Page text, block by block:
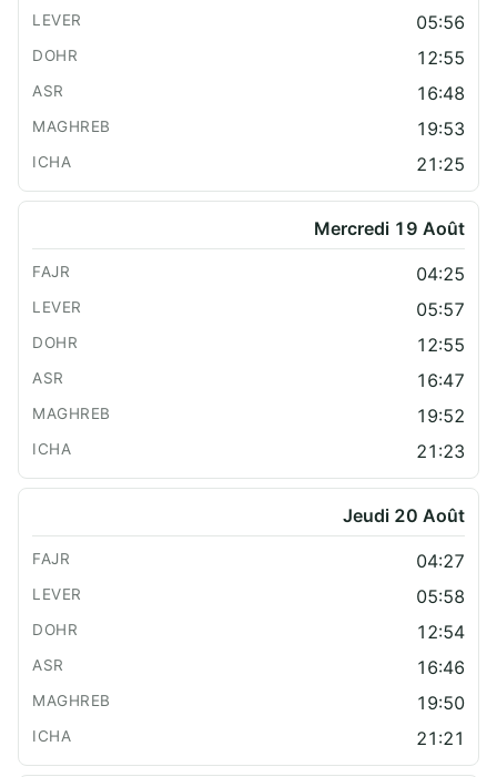
05:56
12:55
16:48
19:53
21:25
Mercredi 19 Août
04:25
05:57
12:55
16:47
19:52
21:23
Jeudi 20 Août
04:27
05:58
12:54
16:46
19:50
21:21